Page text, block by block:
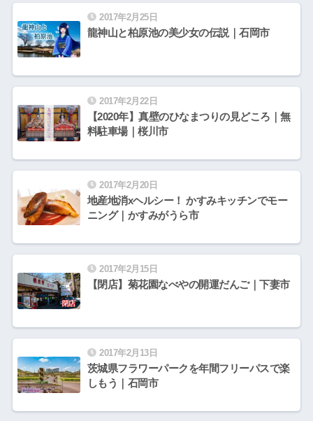
2017年2月25日
龍神山と柏原池の美少女の伝説｜石岡市
2017年2月22日
【2020年】真壁のひなまつりの見どころ｜無
料駐車場｜桜川市
2017年2月20日
地産地消xヘルシー！ かすみキッチンでモー
ニング｜かすみがうら市
2017年2月15日
【閉店】菊花園なべやの開運だんご｜下妻市
2017年2月13日
茨城県フラワーパークを年間フリーパスで楽
しもう｜石岡市